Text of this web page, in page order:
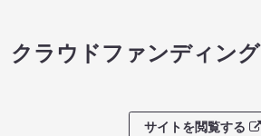
クラウドファンディング
サイトを閲覧する